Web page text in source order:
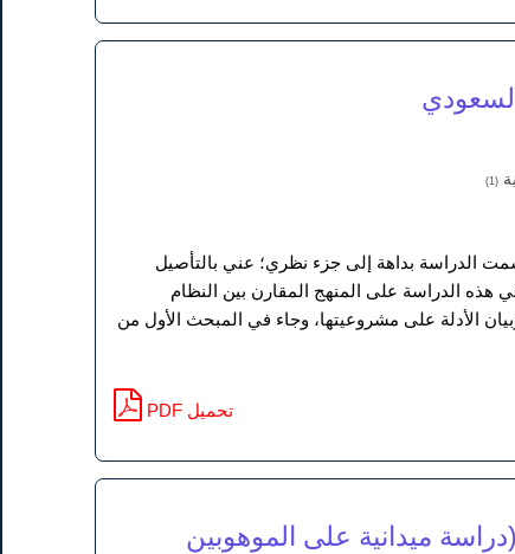
(1)
الدراسة بداهة إلى جزء نظري؛ عني بالتأصيل
هذه الدراسة على المنهج المقارن بين النظام
الأدلة على مشروعيتها، وجاء في المبحث الأول من
PDF تحميل
ميدانية على الموهوبين